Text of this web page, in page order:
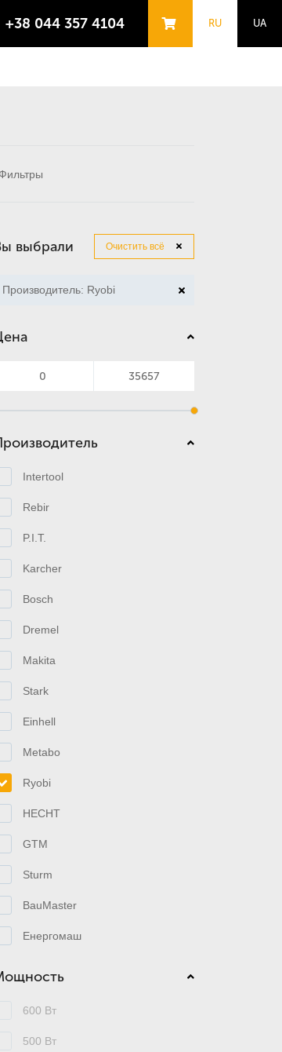
+38 044 357 4104 RU UA
выбрали Очистить всё
Производитель: Ryobi
Intertool
Rebir
P.I.T.
Karcher
Bosch
Dremel
Makita
Stark
Einhell
Metabo
Ryobi
HECHT
GTM
Sturm
BauMaster
Енергомаш
600 Вт
500 Вт
Фильтры